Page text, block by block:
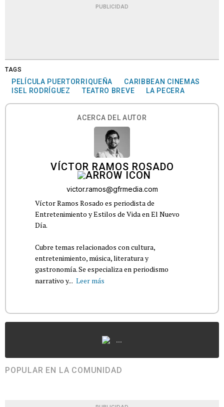
PUBLICIDAD
TAGS
PELÍCULA PUERTORRIQUEÑA
CARIBBEAN CINEMAS
ISEL RODRÍGUEZ
TEATRO BREVE LA PECERA
ACERCA DEL AUTOR
VÍCTOR RAMOS ROSADO
victor.ramos@gfrmedia.com
Víctor Ramos Rosado es periodista de
Entretenimiento y Estilos de Vida en El Nuevo
Día.
Cubre temas relacionados con cultura,
entretenimiento, música, literatura y
gastronomía. Se especializa en periodismo
narrativo y... Leer más
...
POPULAR EN LA COMUNIDAD